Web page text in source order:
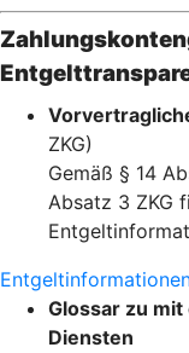
ZKG)
Gemäß § 14
Absatz 3 ZKG
Glossar zu
Diensten